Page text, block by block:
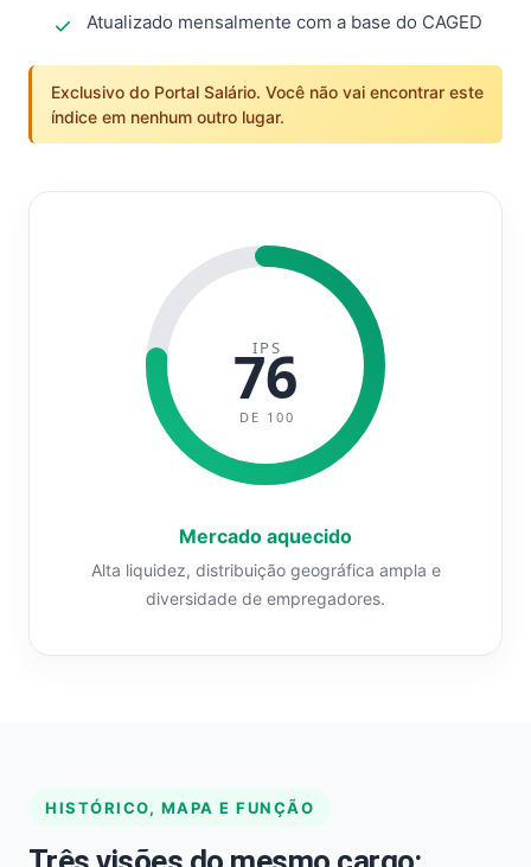
Atualizado mensalmente com a base do CAGED
Exclusivo do Portal Salário. Você não vai encontrar este
índice em nenhum outro lugar.
IPS
76
DE 100
Mercado aquecido
Alta liquidez, distribuição geográfica ampla e
diversidade de empregadores.
HISTÓRICO, MAPA E FUNÇÃO